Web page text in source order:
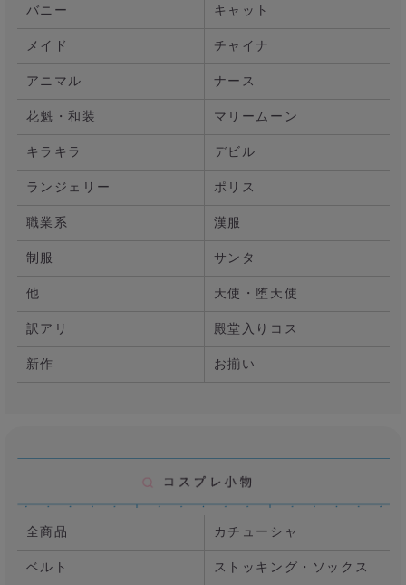
バニー
キャット
メイド
チャイナ
アニマル
ナース
花魁・和装
マリームーン
キラキラ
デビル
ランジェリー
ポリス
職業系
漢服
制服
サンタ
他
天使・堕天使
訳アリ
殿堂入りコス
新作
お揃い
全商品
カチューシャ
ベルト
ストッキング・ソックス